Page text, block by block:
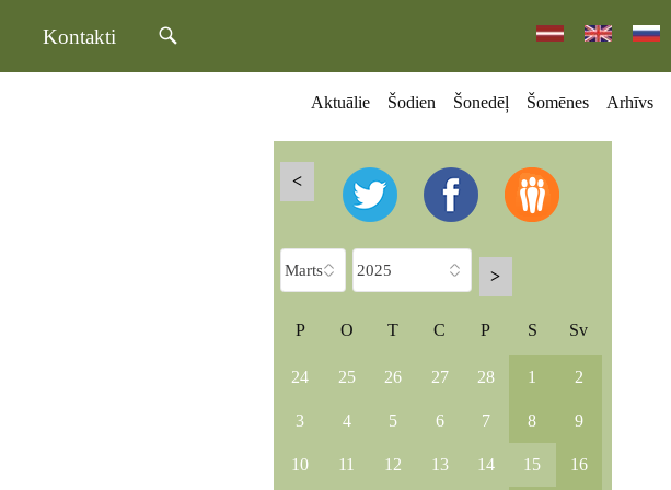
Kontakti
Aktuālie Šodien Šonedēļ Šomēnes Arhīvs
<
>
P O T C P S Sv
24 25 26 27 28 1 2
3 4 5 6 7 8 9
10 11 12 13 14 15 16